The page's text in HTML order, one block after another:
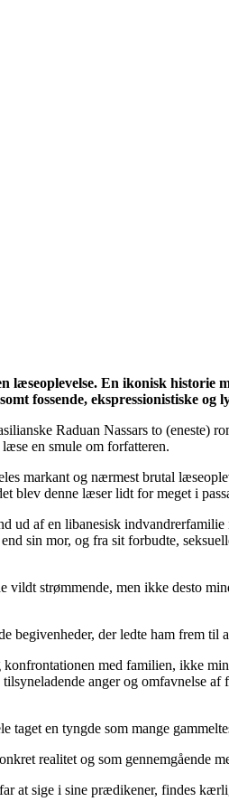
læseoplevelse. En ikonisk historie
fossende, ekspressionistiske og
Raduan Nassars to (eneste)
en smule om forfatteren.
markant og nærmest brutal
blev denne læser lidt for meget i
af en libanesisk
sin mor, og fra sit forbudte,
vildt strømmende, men ikke desto
der ledte ham frem til
med familien, ikke
anger og omfavnelse
en tyngde som mange
realitet og som gennemgående
at sige i sine prædikener, findes